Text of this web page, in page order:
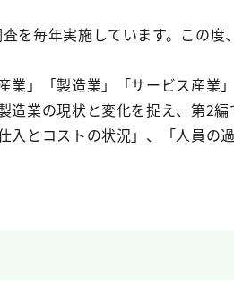
を毎年実施しています。この
」「製造業」「サービス産業
造業の現状と変化を捉え、第2
入とコストの状況」、「人員